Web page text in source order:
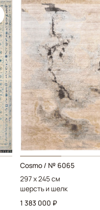
Cosmo / № 6065
297 x 245 см
шерсть и шелк
1 383 000 ₽